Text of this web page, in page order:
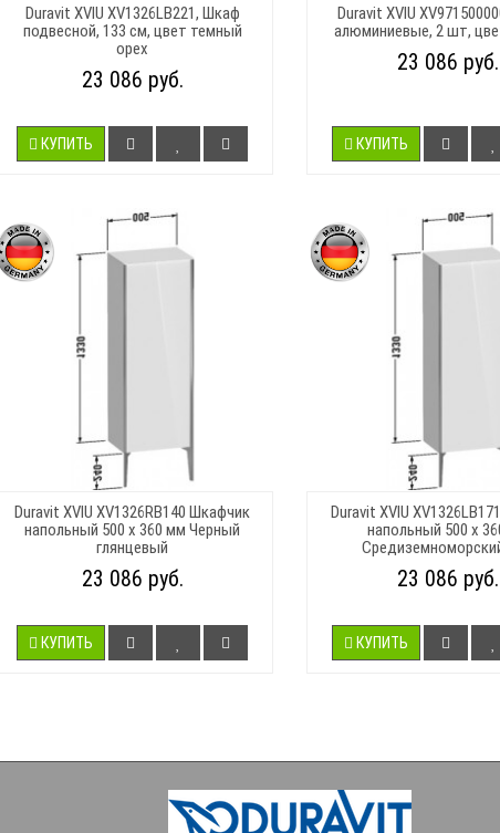
Duravit XVIU XV1326LB221, Шкаф
подвесной, 133 см, цвет темный
орех
23 086 руб.
КУПИТЬ
Duravit XVIU
алюминиевые, 2 шт,
23 086 руб.
КУПИТЬ
Duravit XVIU XV1326RB140 Шкафчик
напольный 500 x 360 мм Черный
глянцевый
23 086 руб.
КУПИТЬ
Duravit XVIU
напольный 500 x
23 086 руб.
КУПИТЬ